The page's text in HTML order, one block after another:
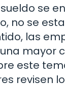
se
no se
las
mayor
este
revisen